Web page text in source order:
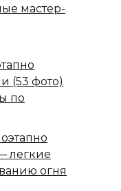
мастер-
(53 фото)
по
легкие
огня